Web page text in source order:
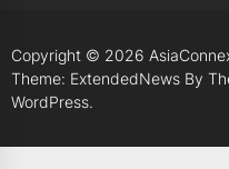
Copyright © 2026
Theme: ExtendedNews By
WordPress.